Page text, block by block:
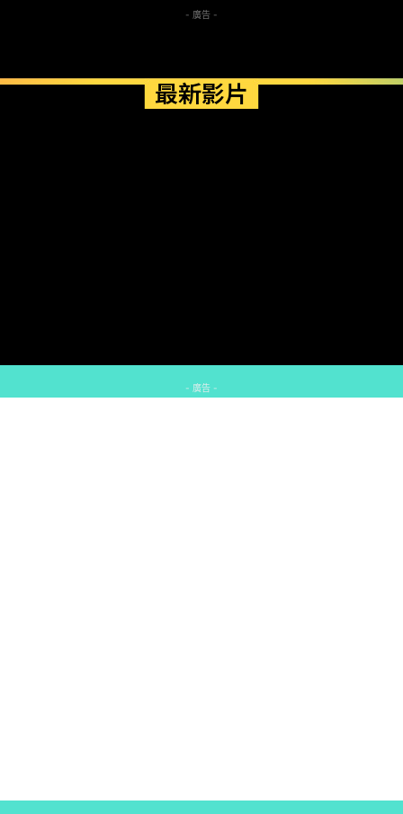
- 廣告 -
最新影片
- 廣告 -